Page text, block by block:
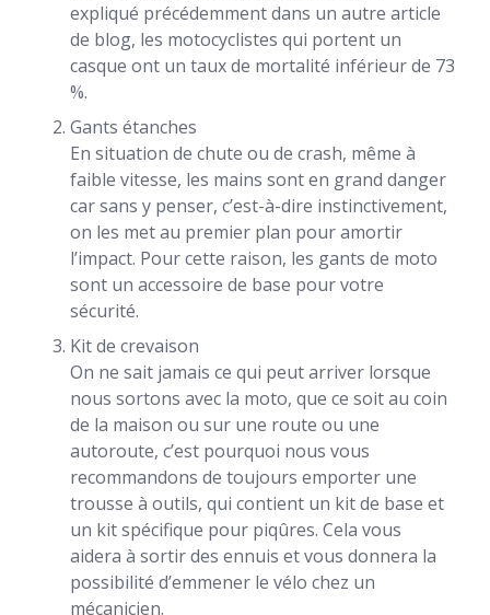
expliqué précédemment dans un autre article
de blog, les motocyclistes qui portent un
casque ont un taux de mortalité inférieur de 73
%.
Gants étanches
En situation de chute ou de crash, même à
faible vitesse, les mains sont en grand danger
car sans y penser, c’est-à-dire instinctivement,
on les met au premier plan pour amortir
l’impact. Pour cette raison, les gants de moto
sont un accessoire de base pour votre
sécurité.
Kit de crevaison
On ne sait jamais ce qui peut arriver lorsque
nous sortons avec la moto, que ce soit au coin
de la maison ou sur une route ou une
autoroute, c’est pourquoi nous vous
recommandons de toujours emporter une
trousse à outils, qui contient un kit de base et
un kit spécifique pour piqûres. Cela vous
aidera à sortir des ennuis et vous donnera la
possibilité d’emmener le vélo chez un
mécanicien.